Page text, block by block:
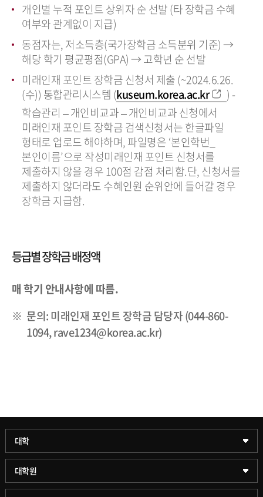
개인별 누적 포인트 상위자 순 선발 (타 장학금 수혜
여부와 관계없이 지급)
동점자는, 저소득층(국가장학금 소득분위 기준) →
해당 학기 평균평점(GPA) → 고학년 순 선발
미래인재 포인트 장학금 신청서 제출 (~2024.6.26.
(수)) 통합관리시스템 (kuseum.korea.ac.kr
) -
학습관리 – 개인비교과 – 개인비교과 신청에서
미래인재 포인트 장학금 검색신청서는 한글파일
형태로 업로드 해야하며, 파일명은 ‘본인학번_
본인이름’으로 작성미래인재 포인트 신청서를
제출하지 않을 경우 100점 감점 처리함.단, 신청서를
제출하지 않더라도 수혜인원 순위안에 들어갈 경우
장학금 지급함.
등급별 장학금 배정액
매 학기 안내사항에 따름.
문의: 미래인재 포인트 장학금 담당자 (044-860-
1094, rave1234@korea.ac.kr)
대학
과학기술대학
약학대학
대학원
일반대학원